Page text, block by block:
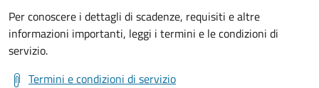
Per conoscere i dettagli di scadenze, requisiti e altre
informazioni importanti, leggi i termini e le condizioni di
servizio.
Termini e condizioni di servizio